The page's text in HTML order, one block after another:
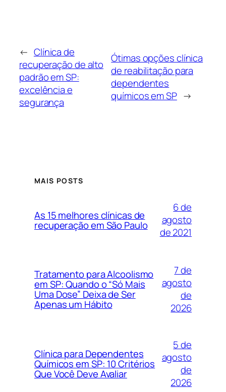
← Clínica de
recuperação de alto
padrão em SP:
excelência e
segurança
Ótimas opções clínica
de reabilitação para
dependentes
químicos em SP →
MAIS POSTS
As 15 melhores clínicas de
recuperação em São Paulo
6 de
agosto
de 2021
Tratamento para Alcoolismo
em SP: Quando o “Só Mais
Uma Dose” Deixa de Ser
Apenas um Hábito
7 de
agosto
de
2026
Clínica para Dependentes
Químicos em SP: 10 Critérios
Que Você Deve Avaliar
5 de
agosto
de
2026